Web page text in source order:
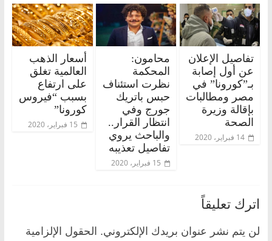
تفاصيل الإعلان
عن أول إصابة
بـ”كورونا” في
مصر ومطالبات
بإقالة وزيرة
الصحة
14 فبراير، 2020
محامون:
المحكمة
نظرت استئناف
حبس باتريك
جورج وفي
انتظار القرار..
والباحث يروي
تفاصيل تعذيبه
15 فبراير، 2020
أسعار الذهب
العالمية تغلق
على ارتفاع
بسبب “فيروس
كورونا”
15 فبراير، 2020
اترك تعليقاً
لن يتم نشر عنوان بريدك الإلكتروني. الحقول الإلزامية